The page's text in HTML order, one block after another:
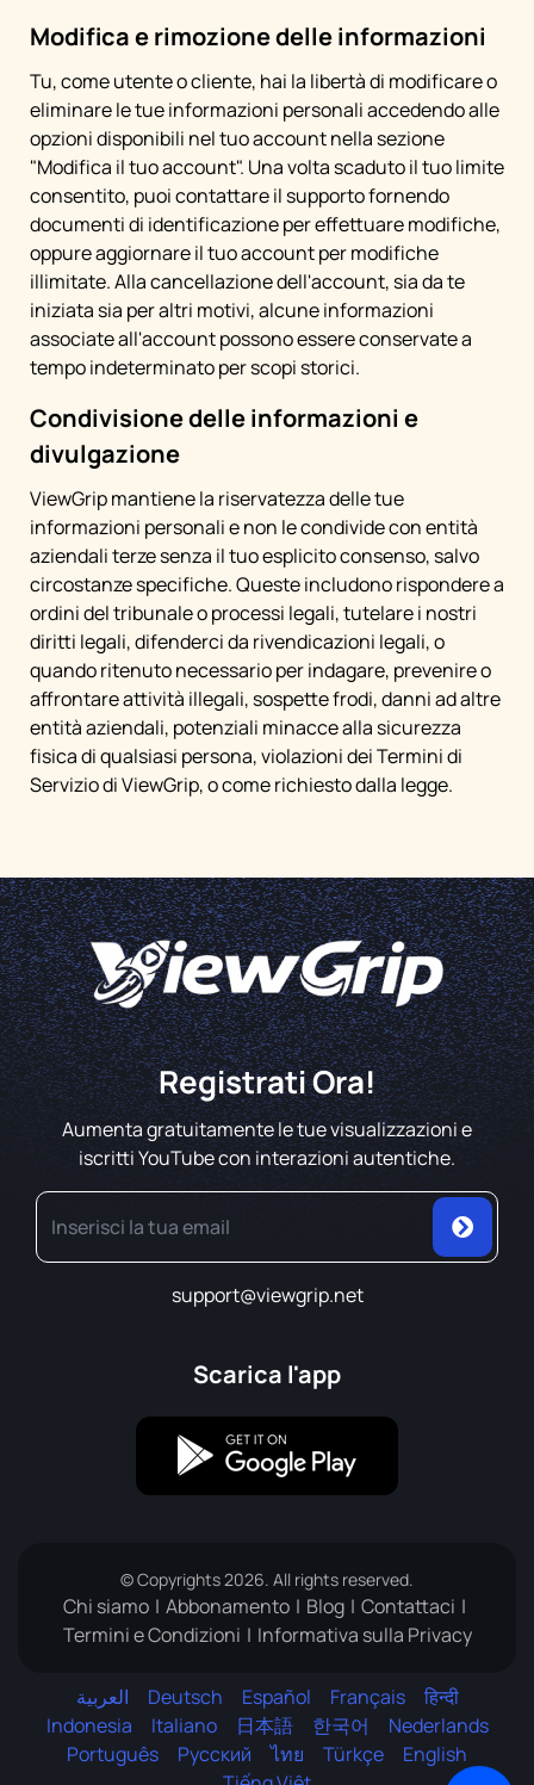
Modifica e rimozione delle informazioni
Tu, come utente o cliente, hai la libertà di modificare o
eliminare le tue informazioni personali accedendo alle
opzioni disponibili nel tuo account nella sezione
"Modifica il tuo account". Una volta scaduto il tuo limite
consentito, puoi contattare il supporto fornendo
documenti di identificazione per effettuare modifiche,
oppure aggiornare il tuo account per modifiche
illimitate. Alla cancellazione dell'account, sia da te
iniziata sia per altri motivi, alcune informazioni
associate all'account possono essere conservate a
tempo indeterminato per scopi storici.
Condivisione delle informazioni e
divulgazione
ViewGrip mantiene la riservatezza delle tue
informazioni personali e non le condivide con entità
aziendali terze senza il tuo esplicito consenso, salvo
circostanze specifiche. Queste includono rispondere a
ordini del tribunale o processi legali, tutelare i nostri
diritti legali, difenderci da rivendicazioni legali, o
quando ritenuto necessario per indagare, prevenire o
affrontare attività illegali, sospette frodi, danni ad altre
entità aziendali, potenziali minacce alla sicurezza
fisica di qualsiasi persona, violazioni dei Termini di
Servizio di ViewGrip, o come richiesto dalla legge.
Registrati Ora!
Aumenta gratuitamente le tue visualizzazioni e
iscritti YouTube con interazioni autentiche.
support@viewgrip.net
Scarica l'app
© Copyrights 2026. All rights reserved.
Chi siamo Abbonamento Blog
Contattaci
Termini e Condizioni
Informativa sulla Privacy
العربية Deutsch Español Français
हिन्दी
Indonesia
Italiano 日本語 한국어
Nederlands
Português
Русский ไทย Türkçe
English
Team di Supporto